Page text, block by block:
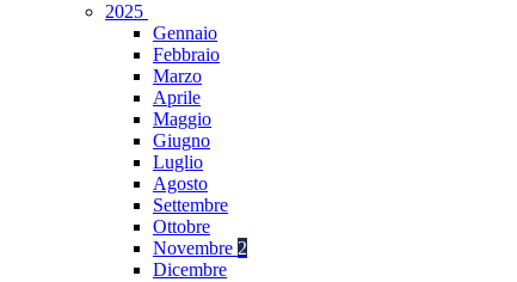
2025
Gennaio
Febbraio
Marzo
Aprile
Maggio
Giugno
Luglio
Agosto
Settembre
Ottobre
Novembre 2
Dicembre